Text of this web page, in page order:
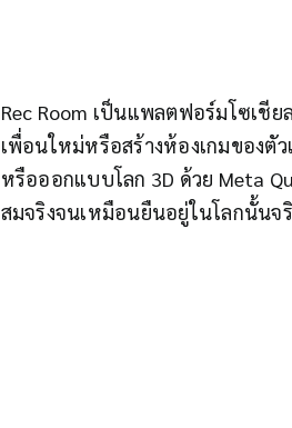
Rec Room เป็นแพลตฟอร์มโซเชี
เพื่อนใหม่หรือสร้างห้องเกมของตัว
หรือออกแบบโลก 3D ด้วย Meta
สมจริงจนเหมือนยืนอยู่ในโลกนั้นจ